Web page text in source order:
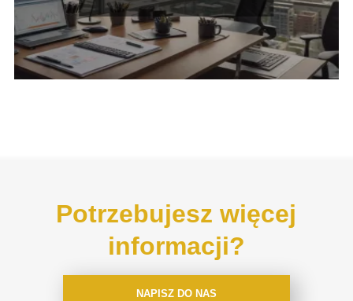
Potrzebujesz więcej
informacji?
NAPISZ DO NAS